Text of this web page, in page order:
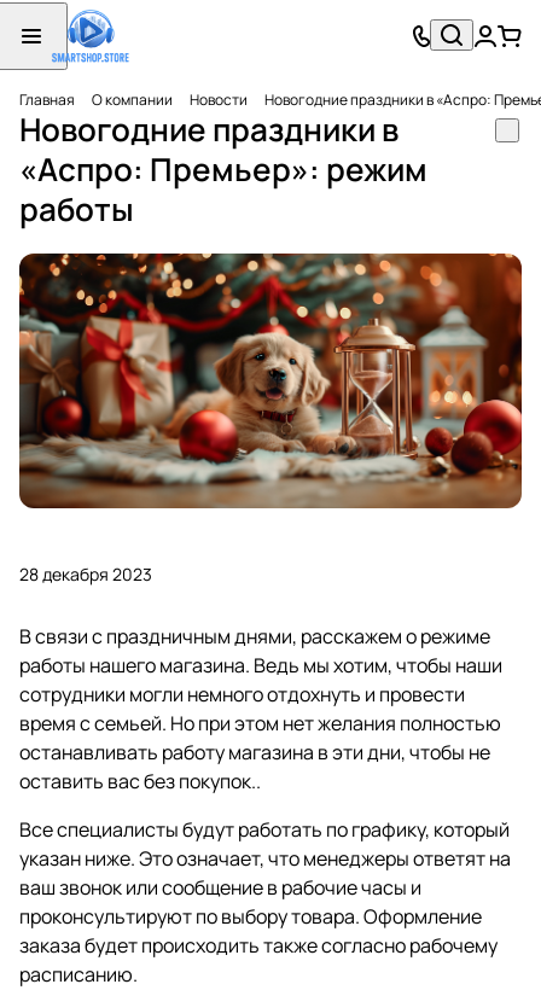
Главная О компании Новости Новогодние праздники в «Аспро:
Новогодние праздники в
«Аспро: Премьер»: режим
работы
28 декабря 2023
В связи с праздничным днями, расскажем о режиме
работы нашего магазина. Ведь мы хотим, чтобы наши
сотрудники могли немного отдохнуть и провести
время с семьей. Но при этом нет желания полностью
останавливать работу магазина в эти дни, чтобы не
оставить вас без покупок..
Все специалисты будут работать по графику, который
указан ниже. Это означает, что менеджеры ответят на
ваш звонок или сообщение в рабочие часы и
проконсультируют по выбору товара. Оформление
заказа будет происходить также согласно рабочему
расписанию.